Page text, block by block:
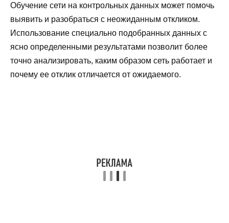
Обучение сети на контрольных данных может помочь
выявить и разобраться с неожиданным откликом.
Использование специально подобранных данных с
ясно определенными результатами позволит более
точно анализировать, каким образом сеть работает и
почему ее отклик отличается от ожидаемого.